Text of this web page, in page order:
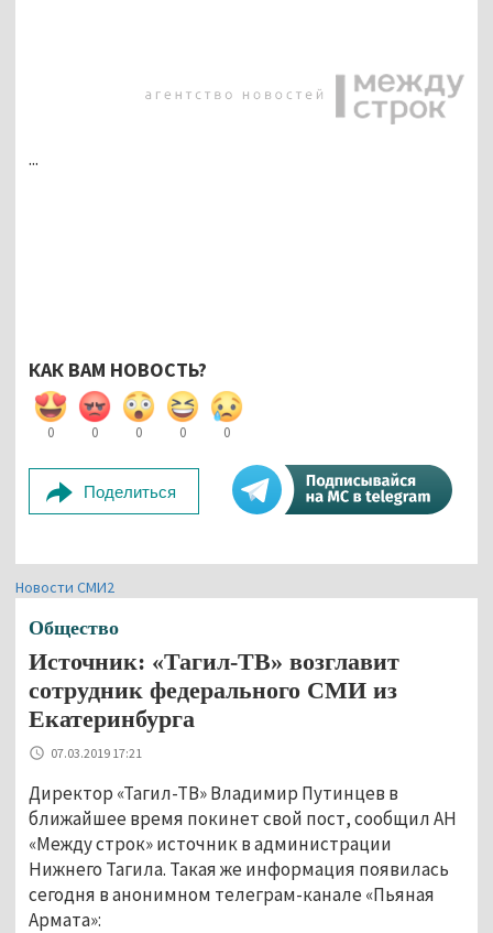
...
КАК ВАМ НОВОСТЬ?
0 0 0 0 0
Поделиться
Новости СМИ2
Общество
Источник: «Тагил-ТВ» возглавит
сотрудник федерального СМИ из
Екатеринбурга
07.03.2019 17:21
Директор «Тагил-ТВ» Владимир Путинцев в
ближайшее время покинет свой пост, сообщил АН
«Между строк» источник в администрации
Нижнего Тагила. Такая же информация появилась
сегодня в анонимном телеграм-канале «Пьяная
Армата»: